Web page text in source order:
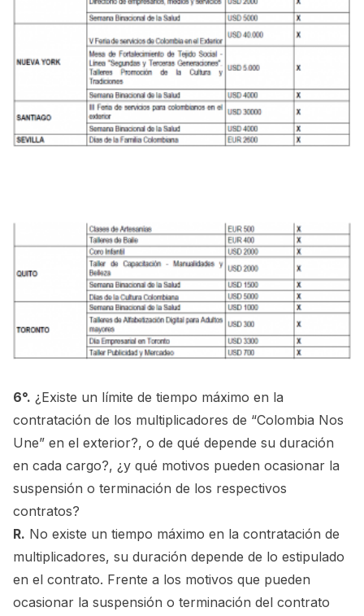
6°. ¿Existe un límite de tiempo máximo en la
contratación de los multiplicadores de “Colombia Nos
Une” en el exterior?, o de qué depende su duración
en cada cargo?, ¿y qué motivos pueden ocasionar la
suspensión o terminación de los respectivos
contratos?
R. No existe un tiempo máximo en la contratación de
multiplicadores, su duración depende de lo estipulado
en el contrato. Frente a los motivos que pueden
ocasionar la suspensión o terminación del contrato